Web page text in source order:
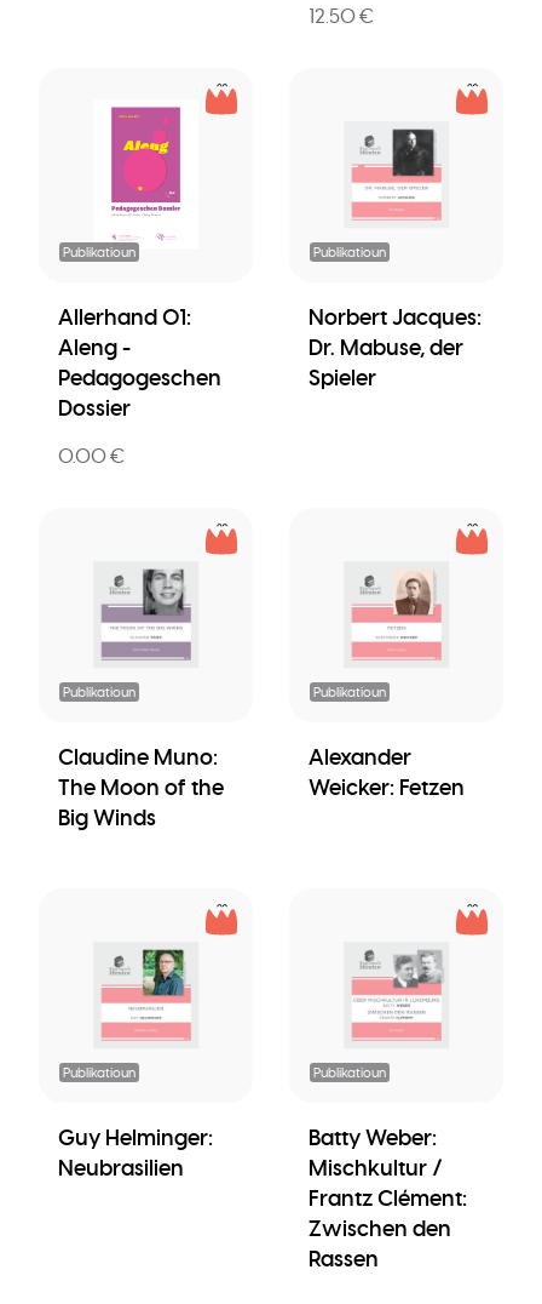
12.50 €
Publikatioun
Allerhand 01:
Aleng -
Pedagogeschen
Dossier
0.00 €
Publikatioun
Norbert Jacques:
Dr. Mabuse, der
Spieler
Publikatioun
Claudine Muno:
The Moon of the
Big Winds
Publikatioun
Alexander
Weicker: Fetzen
Publikatioun
Guy Helminger:
Neubrasilien
Publikatioun
Batty Weber:
Mischkultur /
Frantz Clément:
Zwischen den
Rassen